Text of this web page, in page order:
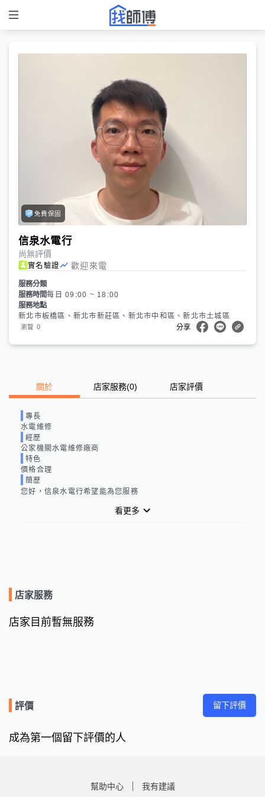
免費保固
信泉水電行
尚無評價
實名驗證 歡迎來電
服務分類
服務時間每日 09:00 ~ 18:00
服務地點
新北市板橋區、新北市新莊區、新北市中和區、新北市土城區
瀏覽 0 分享
關於 店家服務(0) 店家評價
專長
水電維修
經歷
公家機關水電維修廠商
特色
價格合理
簡歷
您好，信泉水電行希望能為您服務
看更多
店家服務
店家目前暫無服務
評價 留下評價
成為第一個留下評價的人
幫助中心 我有建議